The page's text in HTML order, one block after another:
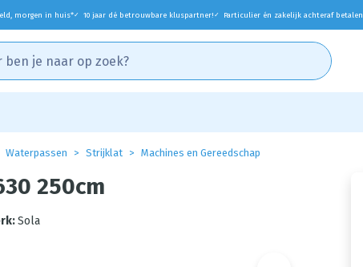
morgen in huis*✓ 10 jaar dé betrouwbare kluspartner! ✓ Particulier én zakelijk achteraf betalen
Waterpassen Strijklat Machines en Gereedschap
250cm
Sola